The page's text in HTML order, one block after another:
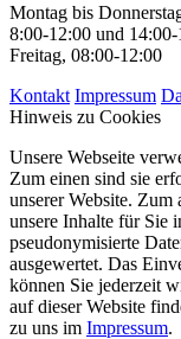
Montag bis
8:00-12:00 und
Freitag, 08:00-12:00
Kontakt Impressum
Hinweis zu Cookies
Unsere Webseite
Zum einen sind sie
unserer Website.
unsere Inhalte für Sie
pseudonymisierte
ausgewertet. Das
können Sie jederzeit
auf dieser Website
zu uns im Impressum.